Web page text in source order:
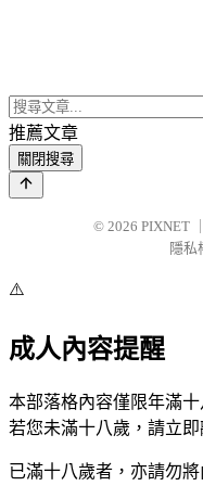
推薦文章
關閉搜尋
© 2026 PIXNET
隱私
⚠️
成人內容提醒
本部落格內容僅限年滿十
若您未滿十八歲，請立即
已滿十八歲者，亦請勿